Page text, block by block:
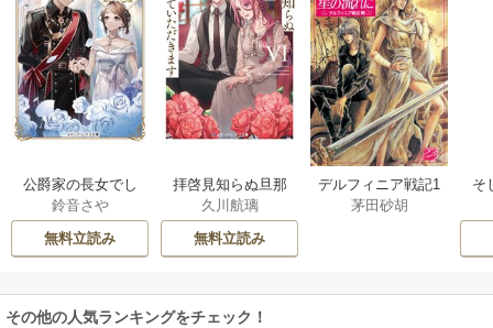
公爵家の長女でし
た
鈴音さや
無料立読み
拝啓見知らぬ旦那
様、離婚していた
だきます
久川航璃
無料立読み
デルフィニア戦記1
茅田砂胡
そ
その他の人気ランキングをチェック！